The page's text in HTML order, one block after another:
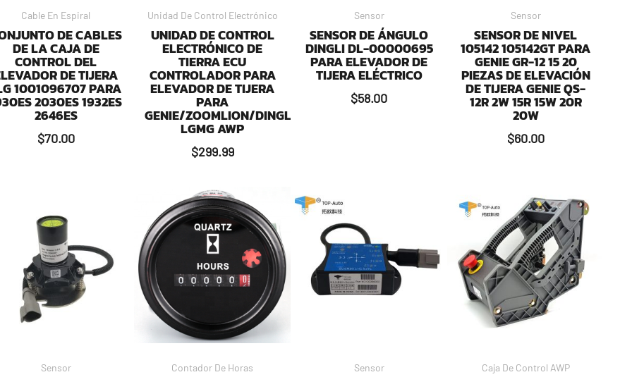
Cable En Espiral
DE CABLES
DE LA CAJA DE
CONTROL DEL
DE TIJERA
1001096707 PARA
2030ES 1932ES
2646ES
$70.00
Unidad De Control Electrónico
UNIDAD DE CONTROL
ELECTRÓNICO DE
TIERRA ECU
CONTROLADOR PARA
ELEVADOR DE TIJERA
PARA
GENIE/ZOOMLION/DINGLI/
LGMG AWP
$299.99
Sensor
SENSOR DE ÁNGULO
DINGLI DL-00000695
PARA ELEVADOR DE
TIJERA ELÉCTRICO
$58.00
Sensor
SENSOR DE NIVEL
105142 105142GT PARA
GENIE GR-12 15 20
PIEZAS DE ELEVACIÓN
DE TIJERA GENIE QS-
12R 2W 15R 15W 20R
20W
$60.00
Sensor Contador De Horas Sensor Caja De Control AWP